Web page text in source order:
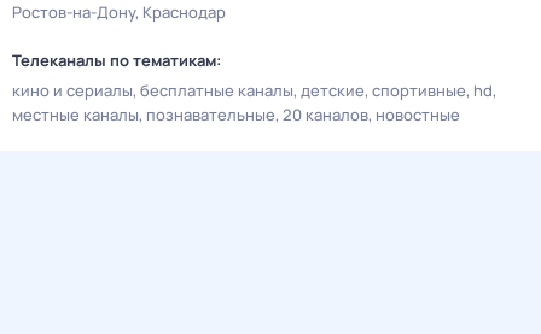
Ростов-на-Дону Краснодар
Телеканалы по тематикам:
кино и сериалы бесплатные каналы детские спортивные hd
местные каналы познавательные 20 каналов новостные